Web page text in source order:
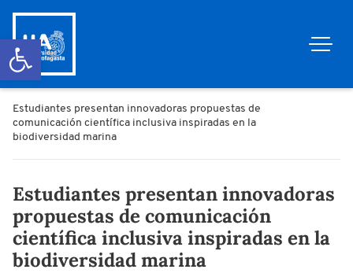
Abrir barra de herramientas
Estudiantes presentan innovadoras propuestas de
comunicación científica inclusiva inspiradas en la
biodiversidad marina
Estudiantes presentan innovadoras
propuestas de comunicación
científica inclusiva inspiradas en la
biodiversidad marina